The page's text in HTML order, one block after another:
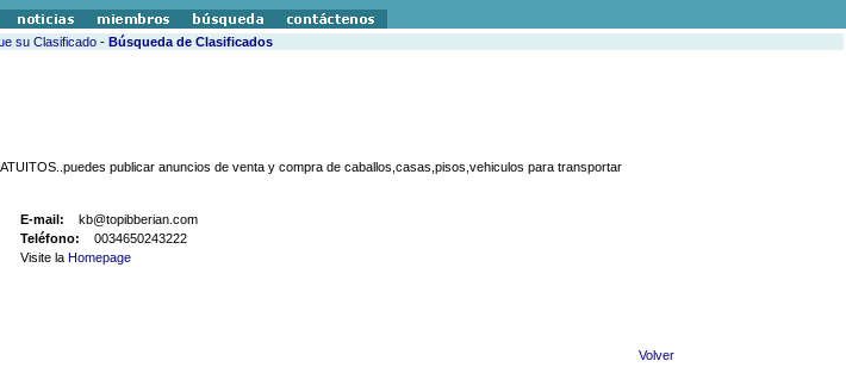
su Clasificado- Búsqueda de Clasificados
publicar anuncios de venta y compra de caballos,casas,pisos,vehiculos para transportar
E-mail: kb@topibberian.com
Teléfono: 0034650243222
Visite la Homepage
Volver